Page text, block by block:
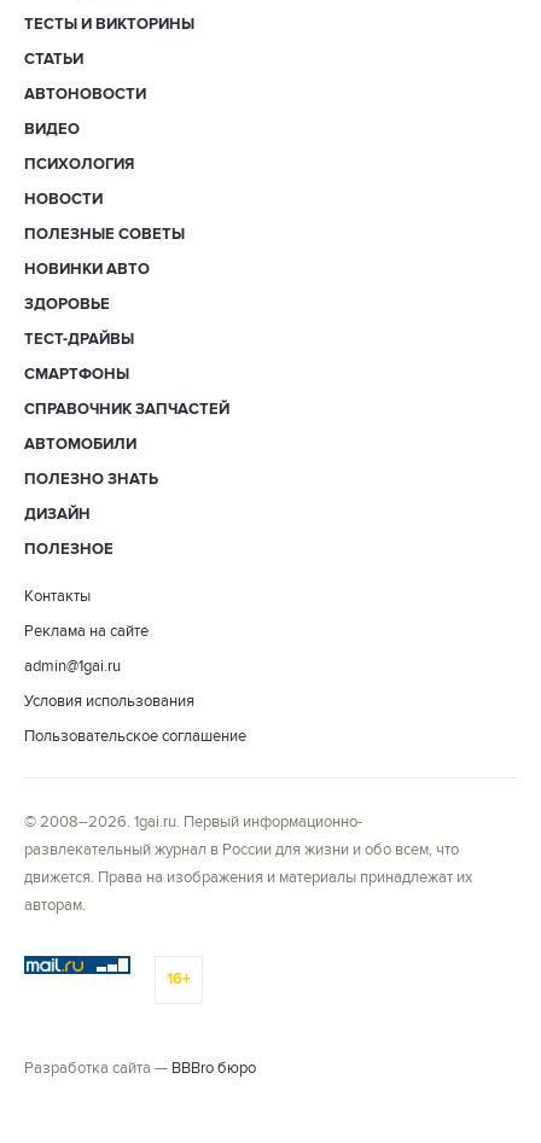
ТЕСТЫ И ВИКТОРИНЫ
СТАТЬИ
АВТОНОВОСТИ
ВИДЕО
ПСИХОЛОГИЯ
НОВОСТИ
ПОЛЕЗНЫЕ СОВЕТЫ
НОВИНКИ АВТО
ЗДОРОВЬЕ
ТЕСТ-ДРАЙВЫ
СМАРТФОНЫ
СПРАВОЧНИК ЗАПЧАСТЕЙ
АВТОМОБИЛИ
ПОЛЕЗНО ЗНАТЬ
ДИЗАЙН
ПОЛЕЗНОЕ
Контакты
Реклама на сайте
admin@1gai.ru
Условия использования
Пользовательское соглашение
© 2008–2026. 1gai.ru. Первый информационно-
развлекательный журнал в России для жизни и обо всем, что
движется. Права на изображения и материалы принадлежат их
авторам.
16+
Разработка сайта — BBBro бюро